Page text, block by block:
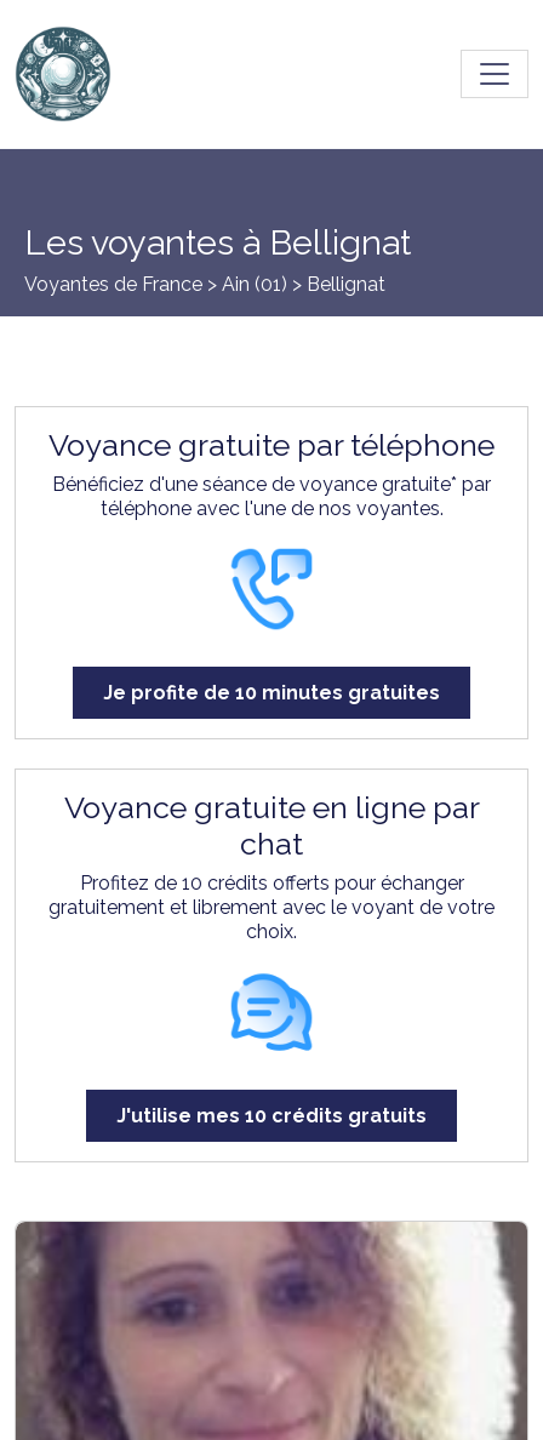
Les voyantes à Bellignat
Voyantes de France > Ain (01) > Bellignat
Voyance gratuite par téléphone
Bénéficiez d'une séance de voyance gratuite* par
téléphone avec l'une de nos voyantes.
Je profite de 10 minutes gratuites
Voyance gratuite en ligne par
chat
Profitez de 10 crédits offerts pour échanger
gratuitement et librement avec le voyant de votre
choix.
J'utilise mes 10 crédits gratuits